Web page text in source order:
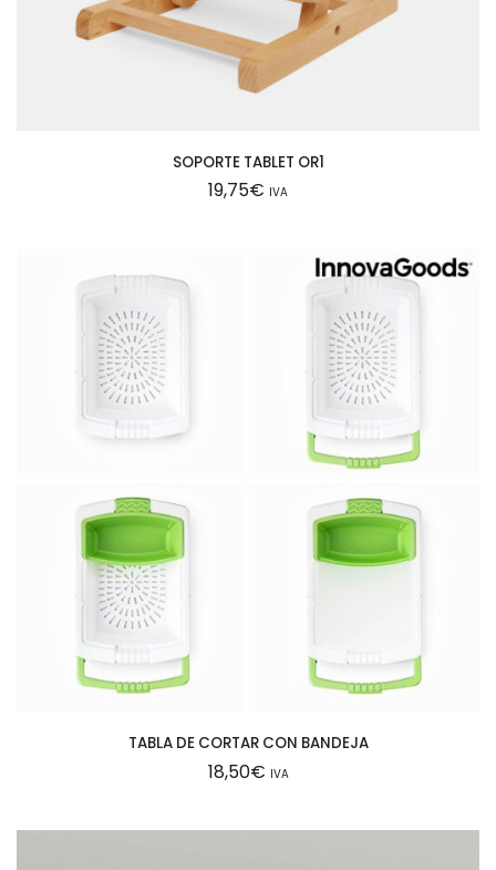
SOPORTE TABLET OR1
19,75€ IVA
TABLA DE CORTAR CON BANDEJA
18,50€ IVA